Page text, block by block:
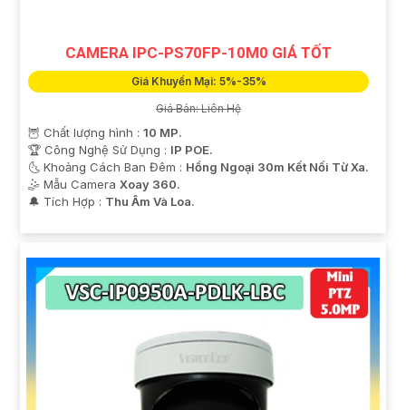
CAMERA IPC-PS70FP-10M0 GIÁ TỐT
Giá Khuyến Mại: 5%-35%
Giá Bán: Liên Hệ
🦉 Chất lượng hình : 10 MP.
🏆 Công Nghệ Sử Dụng : IP POE.
🌜 Khoảng Cách Ban Đêm : Hồng Ngoại 30m Kết Nối Từ Xa.
🤹 Mẫu Camera Xoay 360.
️🔔 Tích Hợp : Thu Âm Và Loa.